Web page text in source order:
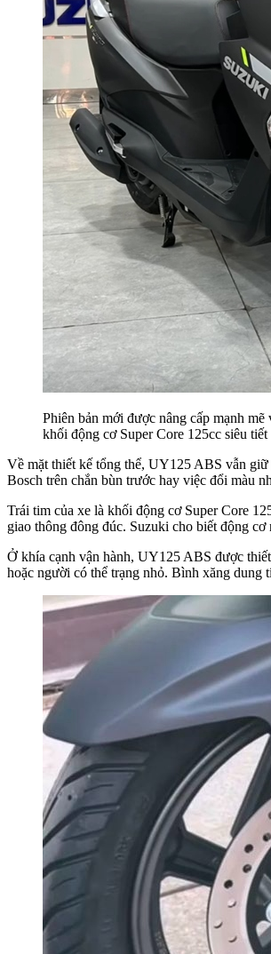
Phiên bản mới được nâng cấp mạnh
khối động cơ Super Core 125cc siêu
Về mặt thiết kế tổng thể, UY125 ABS vẫn
Bosch trên chắn bùn trước hay việc đổi màu
Trái tim của xe là khối động cơ Super Core
giao thông đông đúc. Suzuki cho biết động
Ở khía cạnh vận hành, UY125 ABS được
hoặc người có thể trạng nhỏ. Bình xăng dung